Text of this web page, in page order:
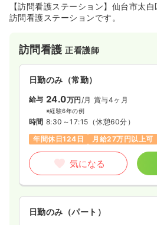
【訪問看護ステーション】仙台市太
訪問看護ステーションです。
訪問看護正看護師
日勤のみ（常勤）
給与 24.0万円 /月 賞与4ヶ月
※経験6年の例
時間 8:30～17:15 （休憩60分）
年間休日124日
月給27万円以上可
気になる
日勤のみ（パート）